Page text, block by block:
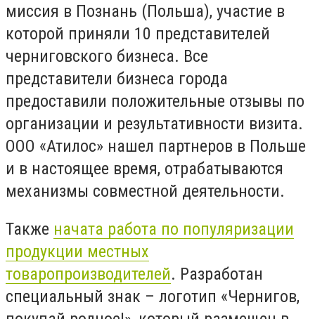
миссия в Познань (Польша), участие в
которой приняли 10 представителей
черниговского бизнеса. Все
представители бизнеса города
предоставили положительные отзывы по
организации и результативности визита.
ООО «Атилос» нашел партнеров в Польше
и в настоящее время, отрабатываются
механизмы совместной деятельности.
Также начата работа по популяризации
продукции местных
товаропроизводителей. Разработан
специальный знак – логотип «Чернигов,